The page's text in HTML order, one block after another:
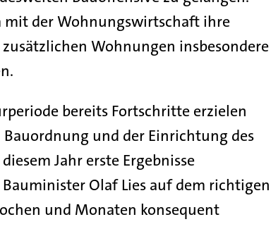
mit der Wohnungswirtschaft ihre
Wohnungen insbesondere
bereits Fortschritte erzielen
und der Einrichtung des
Jahr erste Ergebnisse
Olaf Lies auf dem richtigen
und Monaten konsequent